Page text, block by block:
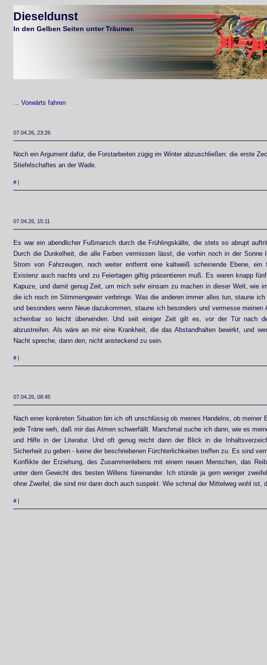
Dieseldunst
In den Gelben Seiten unter Träumer.
... Vorwärts fahren
07.04.26, 23:26
Noch ein Argument dafür, die Forstarbeiten zügig im Winter abzuschließen: die erste
Stiefelschaftes an der Wade.
#|
07.04.26, 15:11
Es war ein abendlicher Fußmarsch durch die Frühlingskälte, die stets so abrupt
Durch die Dunkelheit, die alle Farben vermissen lässt, die vorhin noch in der Sonne
Strom von Fahrzeugen, noch weiter entfernt eine kaltweiß scheinende Ebene, ein
Existenz auch nachts und zu Feiertagen giftig präsentieren muß. Es waren knapp
Kapuze, und damit genug Zeit, um mich sehr einsam zu machen in dieser Welt, wie
die ich noch im Stimmengewirr verbringe. Was die anderen immer alles tun, staune
und besonders wenn Neue dazukommen, staune ich besonders und vermesse
scheinbar so leicht überwinden. Und seit einiger Zeit gilt es, vor der Tür nach
abzustreifen. Als wäre an mir eine Krankheit, die das Abstandhalten bewirkt, und
Nacht spreche, dann den, nicht ansteckend zu sein.
#|
07.04.26, 08:45
Nach einer konkreten Situation bin ich oft unschlüssig ob meines Handelns, ob meiner
jede Träne weh, daß mir das Atmen schwerfällt. Manchmal suche ich dann, wie es
und Hilfe in der Literatur. Und oft genug reicht dann der Blick in die
Sicherheit zu geben - keine der beschriebenen Fürchterlichkeiten treffen zu. Es sind
Konflikte der Erziehung, des Zusammenlebens mit einem neuen Menschen, das
unter dem Gewicht des besten Willens füreinander. Ich stünde ja gern weniger
ohne Zweifel, die sind mir dann doch auch suspekt. Wie schmal der Mittelweg wohl ist,
#|